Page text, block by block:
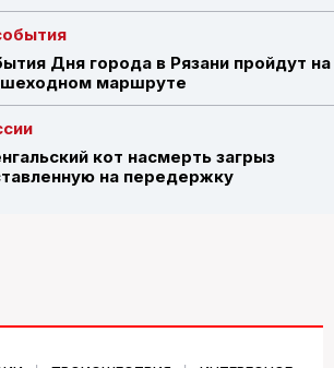
Дня города в Рязани пройдут на
маршруте
кот насмерть загрыз
на передержку